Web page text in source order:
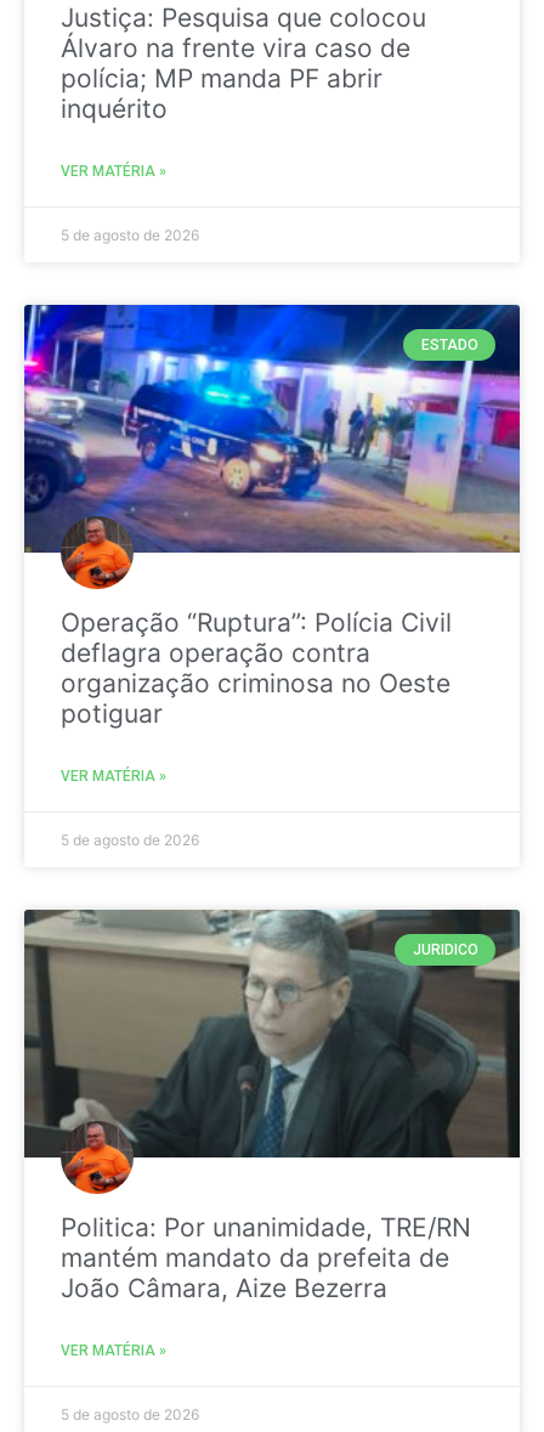
Justiça: Pesquisa que colocou
Álvaro na frente vira caso de
polícia; MP manda PF abrir
inquérito
VER MATÉRIA »
5 de agosto de 2026
ESTADO
Operação “Ruptura”: Polícia Civil
deflagra operação contra
organização criminosa no Oeste
potiguar
VER MATÉRIA »
5 de agosto de 2026
JURIDICO
Politica: Por unanimidade, TRE/RN
mantém mandato da prefeita de
João Câmara, Aize Bezerra
VER MATÉRIA »
5 de agosto de 2026